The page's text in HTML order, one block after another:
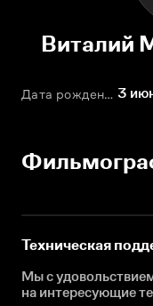
Виталий
Дата рождения 3
Техническая
Мы с
на интересующие